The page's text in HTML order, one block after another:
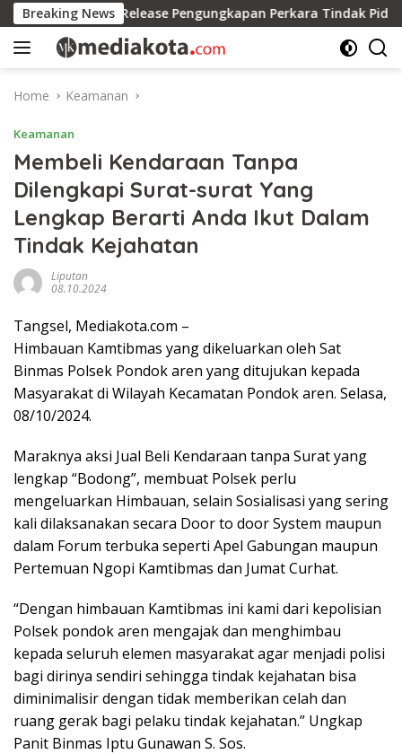
Skip
to
content
Breaking News
Press Release Pengungkapan Perkara Tindak Pidana
Home Keamanan
Keamanan
Membeli Kendaraan Tanpa
Dilengkapi Surat-surat Yang
Lengkap Berarti Anda Ikut Dalam
Tindak Kejahatan
Liputan
08.10.2024
Tangsel, Mediakota.com –
Himbauan Kamtibmas yang dikeluarkan oleh Sat
Binmas Polsek Pondok aren yang ditujukan kepada
Masyarakat di Wilayah Kecamatan Pondok aren. Selasa,
08/10/2024.
Maraknya aksi Jual Beli Kendaraan tanpa Surat yang
lengkap “Bodong”, membuat Polsek perlu
mengeluarkan Himbauan, selain Sosialisasi yang sering
kali dilaksanakan secara Door to door System maupun
dalam Forum terbuka seperti Apel Gabungan maupun
Pertemuan Ngopi Kamtibmas dan Jumat Curhat.
“Dengan himbauan Kamtibmas ini kami dari kepolisian
Polsek pondok aren mengajak dan menghimbau
kepada seluruh elemen masyarakat agar menjadi polisi
bagi dirinya sendiri sehingga tindak kejahatan bisa
diminimalisir dengan tidak memberikan celah dan
ruang gerak bagi pelaku tindak kejahatan.” Ungkap
Panit Binmas Iptu Gunawan S. Sos.